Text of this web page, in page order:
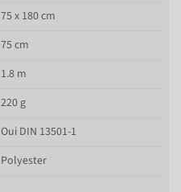
75 x 180 cm
75 cm
1.8 m
220 g
Oui DIN 13501-1
Polyester